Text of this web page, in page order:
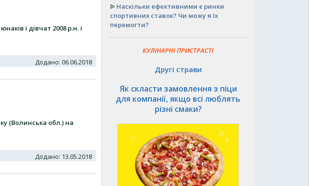
і дівчат 2008 р.н. і
Додано: 06.06.2018
(Волинська обл.) на
Додано: 13.05.2018
ᐉ Наскільки ефективними є ринки
спортивних ставок? Чи можу я їх
перемогти?
КУЛІНАРНІ ПРИСТРАСТІ
Другі страви
Як скласти замовлення з піци
для компанії, якщо всі люблять
різні смаки?